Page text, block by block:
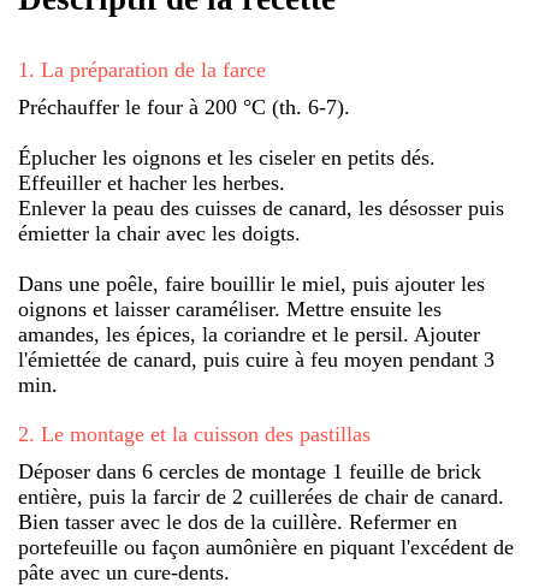
1 . La préparation de la farce
Préchauffer le four à 200 °C (th. 6-7).
Éplucher les oignons et les ciseler en petits dés.
Effeuiller et hacher les herbes.
Enlever la peau des cuisses de canard, les désosser puis
émietter la chair avec les doigts.
Dans une poêle, faire bouillir le miel, puis ajouter les
oignons et laisser caraméliser. Mettre ensuite les
amandes, les épices, la coriandre et le persil. Ajouter
l'émiettée de canard, puis cuire à feu moyen pendant 3
min.
2. Le montage et la cuisson des pastillas
Déposer dans 6 cercles de montage 1 feuille de brick
entière, puis la farcir de 2 cuillerées de chair de canard.
Bien tasser avec le dos de la cuillère. Refermer en
portefeuille ou façon aumônière en piquant l'excédent de
pâte avec un cure-dents.